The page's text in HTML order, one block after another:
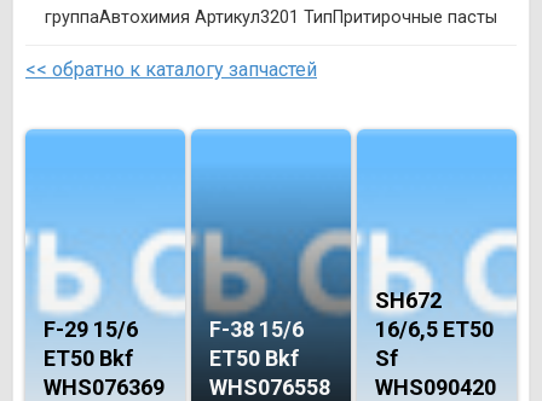
группаАвтохимия Артикул3201 ТипПритирочные пасты
<< обратно к каталогу запчастей
F-29 15/6
ET50 Bkf
WHS076369
F-38 15/6
ET50 Bkf
WHS076558
SH672
16/6,5 ET50
Sf
WHS090420